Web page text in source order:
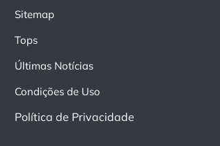
Sitemap
Tops
Últimas Notícias
Condições de Uso
Política de Privacidade